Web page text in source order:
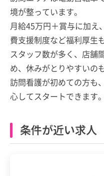
境が整っています。
月給45万円＋賞与に加え
費支援制度など福利厚生
スタッフ数が多く、店舗
め、休みがとりやすいの
訪問看護が初めての方も
心してスタートできます。
条件が近い求人